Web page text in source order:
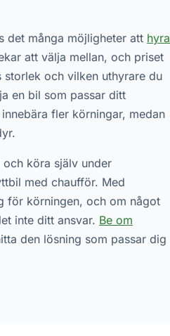
det många möjligheter att hyra
att välja mellan, och priset
och vilken uthyrare du
en bil som passar ditt
fler körningar, medan
köra själv under
med chaufför. Med
för körningen, och om något
inte ditt ansvar. Be om
den lösning som passar dig